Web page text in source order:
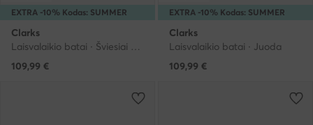
EXTRA -10% Kodas: SUMMER
Clarks
Laisvalaikio batai · Šviesiai smėlinė
109,99 €
EXTRA -10% Kodas: SUMMER
Clarks
Laisvalaikio batai · Juoda
109,99 €